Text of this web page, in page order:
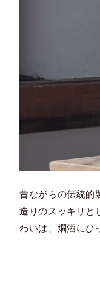
昔ながらの伝統的
造りのスッキリと
わいは、燗酒にぴ